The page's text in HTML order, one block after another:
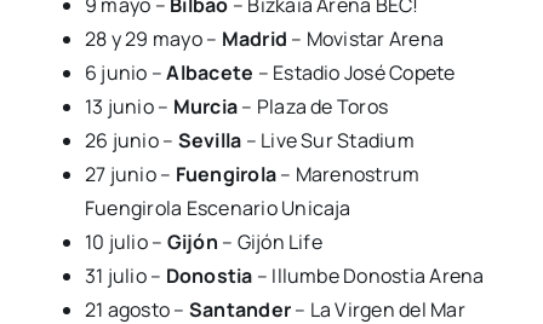
28 y 29 mayo – Madrid – Movistar Arena
6 junio –Albacete – Estadio José Copete
13 junio – Murcia– Plaza de Toros
26 junio – Sevilla – Live Sur Stadium
27 junio – Fuengirola– Marenostrum
Fuengirola Escenario Unicaja
10 julio – Gijón – Gijón Life
31 julio – Donostia – Illumbe Donostia Arena
21 agosto – Santander– La Virgen del Mar